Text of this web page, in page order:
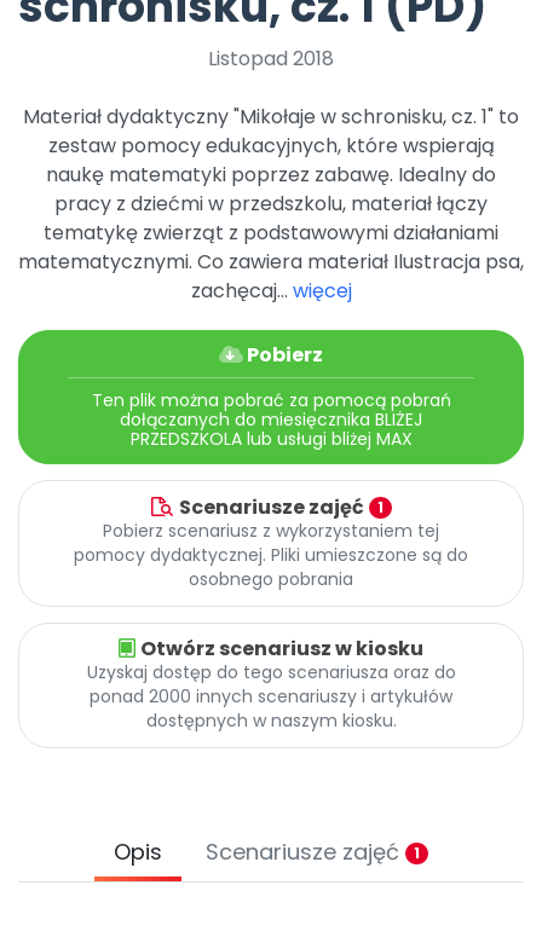
Archiwalne numery
Listopad 2018
Materiał dydaktyczny "Mikołaje w schronisku, cz. 1" to
zestaw pomocy edukacyjnych, które wspierają
naukę matematyki poprzez zabawę. Idealny do
pracy z dziećmi w przedszkolu, materiał łączy
tematykę zwierząt z podstawowymi działaniami
matematycznymi. Co zawiera materiał Ilustracja psa,
zachęcaj... więcej
Pobierz
Ten plik można pobrać za pomocą pobrań
dołączanych do miesięcznika BLIŻEJ
PRZEDSZKOLA lub usługi bliżej MAX
Scenariusze zajęć 1
Pobierz scenariusz z wykorzystaniem tej
pomocy dydaktycznej. Pliki umieszczone są do
osobnego pobrania
Otwórz scenariusz w kiosku
Uzyskaj dostęp do tego scenariusza oraz do
ponad 2000 innych scenariuszy i artykułów
dostępnych w naszym kiosku.
Opis Scenariusze zajęć 1